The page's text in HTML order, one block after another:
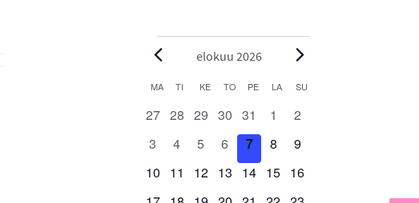
Tapahtumat
elokuu 2026
Kalenteri
MA MAANANTAI
TI TIISTAI
KEKESKIVIIKKO
TO TORSTAI
PEPERJANTAI
LA LAUANTAI
SU
0
27 0
28 0
tapahtumat
29 0
tapahtumat
30 0
tapahtumat
31
0
1
0
2
0
3
0
4
0
tapahtumat
5
0
tapahtumat
6
0
tapahtumat
7
0
8
0
9
0
10
0
11
0
12 0
13
0
14 0
15 0
16